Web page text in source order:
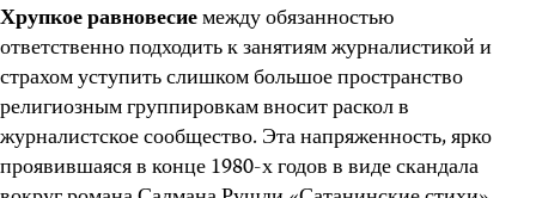
Хрупкое равновесиемежду обязанностью
ответственно подходить к занятиям журналистикой и
страхом уступить слишком большое пространство
религиозным группировкам вносит раскол в
журналистское сообщество. Эта напряженность, ярко
проявившаяся в конце 1980-х годов в виде скандала